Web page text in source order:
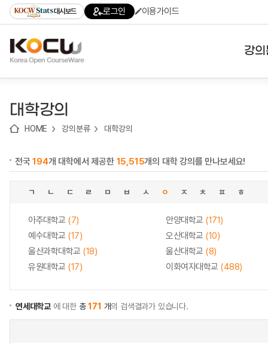
기
기
기
content)
가
대시보드 로그인 이용가이드
강
대학강의
HOME 강의분류 대학강의
전국194개 대학에서 제공한 15,515개의 대학 강의를 만나보세요!
ㄱ ㄴ ㄷ ㄹ ㅁ ㅂ ㅅ ㅇ ㅈ ㅊ ㅍ ㅎ
아주대학교 (7) 안양대학교 (171)
예수대학교 (17) 오산대학교 (10)
울산과학대학교 (18) 울산대학교 (8)
유원대학교 (17) 이화여자대학교 (488)
연세대학교 에 대한 총171 개의 검색결과가 있습니다.